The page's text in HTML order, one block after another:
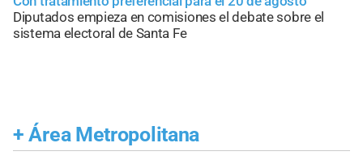
Diputados empieza en comisiones el debate sobre el
sistema electoral de Santa Fe
+ Área Metropolitana